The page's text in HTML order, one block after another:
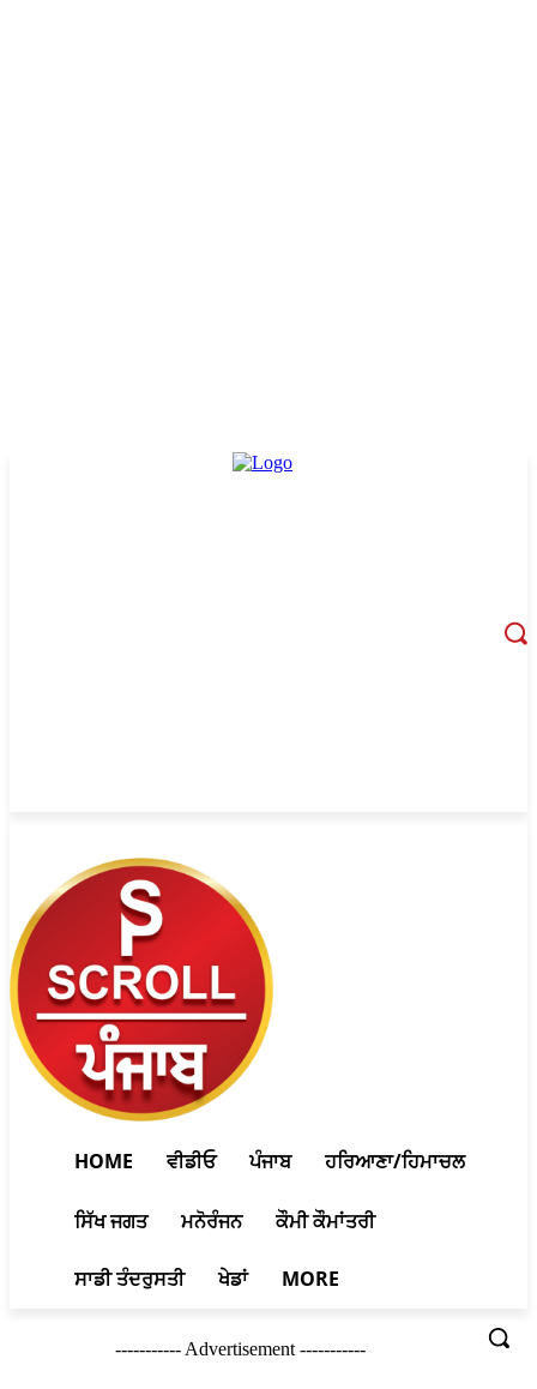
HOME ਵੀਡੀਓ ਪੰਜਾਬ ਹਰਿਆਣਾ/ਹਿਮਾਚਲ
ਸਿੱਖ ਜਗਤ ਮਨੋਰੰਜਨ ਕੌਮੀ ਕੌਮਾਂਤਰੀ
ਸਾਡੀ ਤੰਦਰੁਸਤੀ ਖੇਡਾਂ MORE
----------- Advertisement -----------